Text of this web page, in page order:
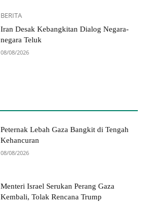
BERITA
Iran Desak Kebangkitan Dialog Negara-
negara Teluk
08/08/2026
Peternak Lebah Gaza Bangkit di Tengah
Kehancuran
08/08/2026
Menteri Israel Serukan Perang Gaza
Kembali, Tolak Rencana Trump